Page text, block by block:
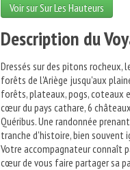
Voir sur Sur Les Hauteurs
Description du
Dressés sur des pitons rocheux,
forêts de l'Ariège jusqu'aux
forêts, plateaux, pogs, coteaux
cœur du pays cathare, 6
Quéribus. Une randonnée
tranche d'histoire, bien souvent
Votre accompagnateur connaît
cœur de vous faire partager sa